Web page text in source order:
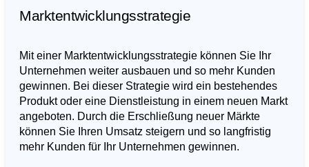
Marktentwicklungsstrategie
Mit einer Marktentwicklungsstrategie können Sie Ihr
Unternehmen weiter ausbauen und so mehr Kunden
gewinnen. Bei dieser Strategie wird ein bestehendes
Produkt oder eine Dienstleistung in einem neuen Markt
angeboten. Durch die Erschließung neuer Märkte
können Sie Ihren Umsatz steigern und so langfristig
mehr Kunden für Ihr Unternehmen gewinnen.